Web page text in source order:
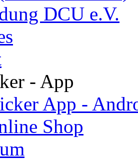
DCU e.V.
- App
App -
Shop